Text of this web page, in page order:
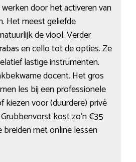
door het activeren van
Het meest geliefde
de viool. Verder
en cello tot de opties. Ze
lastige instrumenten.
docent. Het gros
les bij een professionele
kiezen voor (duurdere) privé
kost zo’n €35
breiden met online lessen